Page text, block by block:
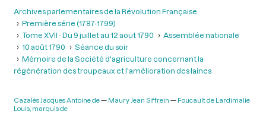
Archives parlementaires de la Révolution Française
Première série (1787-1799)
Tome XVII - Du 9 juillet au 12 aout 1790
Assemblée nationale
10 août 1790
Séance du soir
Mémoire de la Société d'agriculture concernant la
régénération des troupeaux et l'amélioration des laines
Cazalès Jacques Antoine de Maury Jean Siffrein
Foucault de Lardimalie
Louis, marquis de